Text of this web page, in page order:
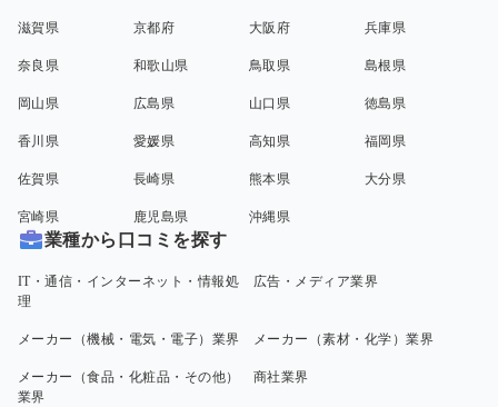
滋賀県 京都府 大阪府 兵庫県
奈良県 和歌山県 鳥取県 島根県
岡山県 広島県 山口県 徳島県
香川県 愛媛県 高知県 福岡県
佐賀県 長崎県 熊本県 大分県
宮崎県 鹿児島県 沖縄県
業種から口コミを探す
IT・通信・インターネット・情報処
理
広告・メディア業界
メーカー（機械・電気・電子）業界 メーカー（素材・化学）業界
メーカー（食品・化粧品・その他）
業界
商社業界